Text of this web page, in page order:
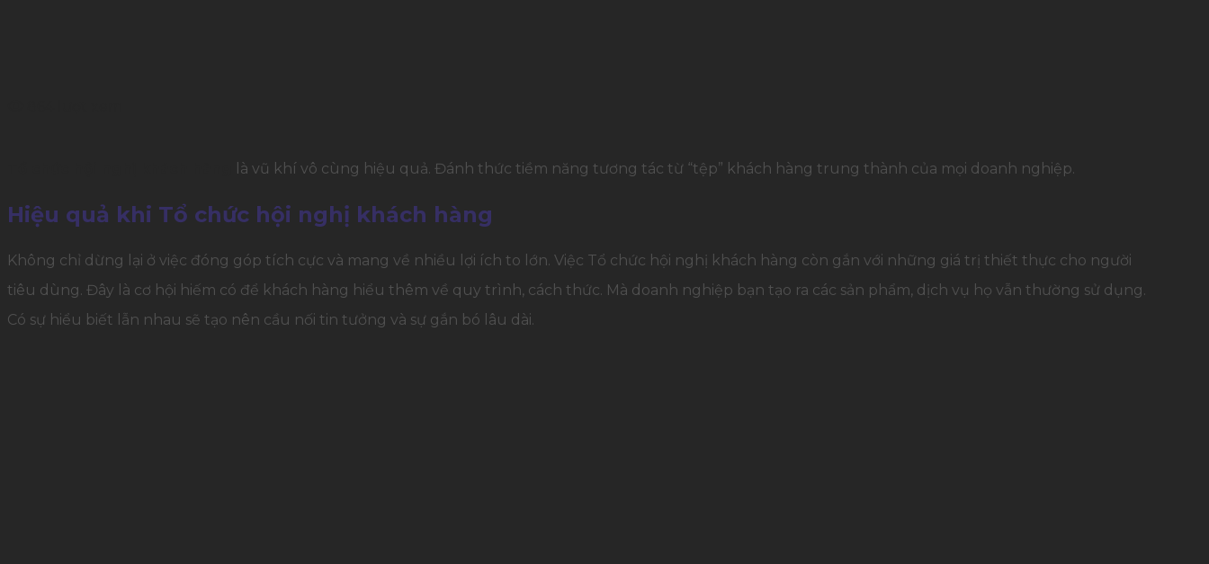
là vũ khí vô cùng hiệu quả. Đánh thức tiềm năng tương tác từ “tệp” khách hàng trung thành của mọi doanh nghiệp.
Hiệu quả khi Tổ chức hội nghị khách hàng
Không chỉ dừng lại ở việc đóng góp tích cực và mang về nhiều lợi ích to lớn. Việc Tổ chức hội nghị khách hàng còn gắn với những giá trị thiết thực cho người
tiêu dùng. Đây là cơ hội hiếm có để khách hàng hiểu thêm về quy trình, cách thức. Mà doanh nghiệp bạn tạo ra các sản phẩm, dịch vụ họ vẫn thường sử dụng.
Có sự hiểu biết lẫn nhau sẽ tạo nên cầu nối tin tưởng và sự gắn bó lâu dài.